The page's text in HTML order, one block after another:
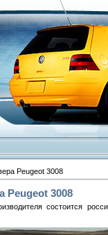
Peugeot 3008
Peugeot 3008
состоится